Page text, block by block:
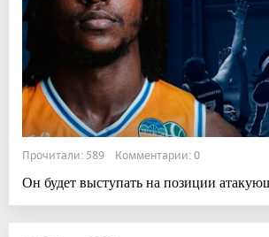
Прочитали: 589 Комментарии: 0
Он будет выступать на позиции